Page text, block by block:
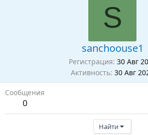
S
sanchoouse1
Регистрация 30 Авг
Активность 30 Авг
Сообщения
0
Найти